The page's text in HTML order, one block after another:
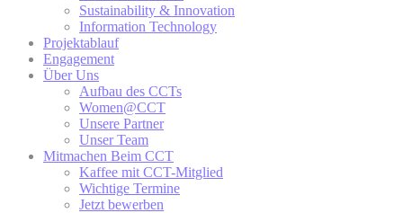
Sustainability & Innovation
Information Technology
Projektablauf
Engagement
Über Uns
Aufbau des CCTs
Women@CCT
Unsere Partner
Unser Team
Mitmachen Beim CCT
Kaffee mit CCT-Mitglied
Wichtige Termine
Jetzt bewerben